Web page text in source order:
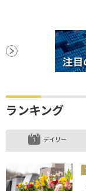
ランキング
デイリー